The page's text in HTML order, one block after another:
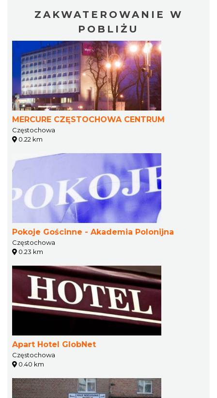
ZAKWATEROWANIE W
POBLIŻU
MERCURE CZĘSTOCHOWA CENTRUM
Częstochowa
0.22 km
Pokoje Gościnne - Akademia Polonijna
Częstochowa
0.23 km
Apart Hotel GlobNet
Częstochowa
0.40 km